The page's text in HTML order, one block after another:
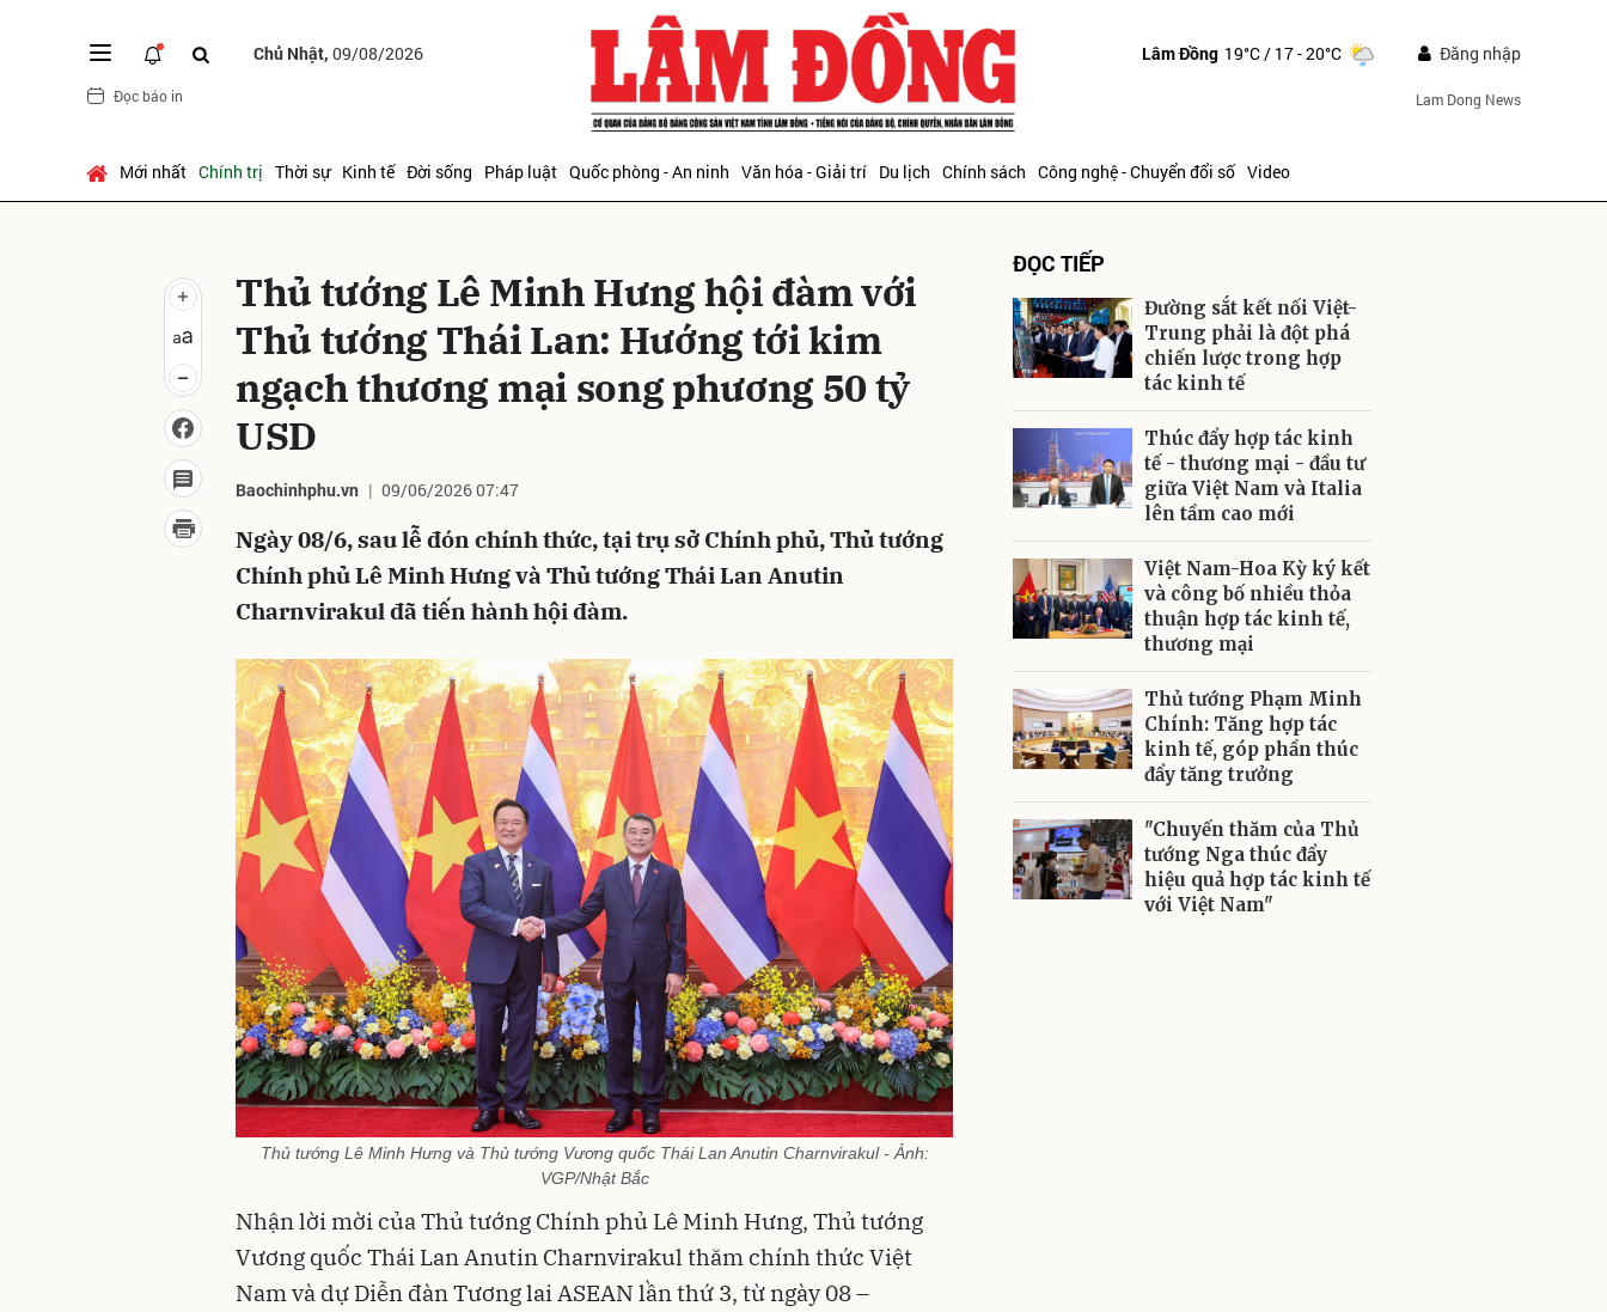
Chủ Nhật, 09/08/2026
Đọc báo in
Lâm Đồng 19°C/ 17 - 20°C Đăng nhập
Lam Dong News
Mới nhất Chính trị Thời sự Kinh tế Đời sống Pháp luật Quốc phòng - An ninh Văn hóa - Giải trí Du lịch Chính sách Công nghệ - Chuyển đổi số Video
Thủ tướng Lê Minh Hưng hội đàm với
Thủ tướng Thái Lan: Hướng tới kim
ngạch thương mại song phương 50 tỷ
USD
Baochinhphu.vn 09/06/2026 07:47
Ngày 08/6, sau lễ đón chính thức, tại trụ sở Chính phủ, Thủ tướng
Chính phủ Lê Minh Hưng và Thủ tướng Thái Lan Anutin
Charnvirakul đã tiến hành hội đàm.
Thủ tướng Lê Minh Hưng và Thủ tướng Vương quốc Thái Lan Anutin Charnvirakul - Ảnh:
VGP/Nhật Bắc
Nhận lời mời của Thủ tướng Chính phủ Lê Minh Hưng, Thủ tướng
Vương quốc Thái Lan Anutin Charnvirakul thăm chính thức Việt
Nam và dự Diễn đàn Tương lai ASEAN lần thứ 3, từ ngày 08 –
ĐỌC TIẾP
Đường sắt kết nối Việt-
Trung phải là đột phá
chiến lược trong hợp
tác kinh tế
Thúc đẩy hợp tác kinh
tế - thương mại - đầu tư
giữa Việt Nam và Italia
lên tầm cao mới
Việt Nam-Hoa Kỳ ký kết
và công bố nhiều thỏa
thuận hợp tác kinh tế,
thương mại
Thủ tướng Phạm Minh
Chính: Tăng hợp tác
kinh tế, góp phần thúc
đẩy tăng trưởng
"Chuyến thăm của Thủ
tướng Nga thúc đẩy
hiệu quả hợp tác kinh tế
với Việt Nam"
Gửi bình luận